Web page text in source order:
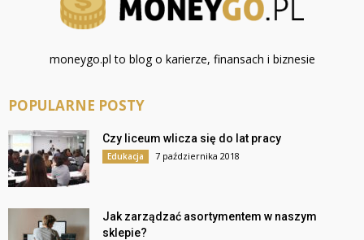
moneygo.pl to blog o karierze, finansach i biznesie
POPULARNE POSTY
Czy liceum wlicza się do lat pracy
Edukacja 7 października 2018
Jak zarządzać asortymentem w naszym
sklepie?